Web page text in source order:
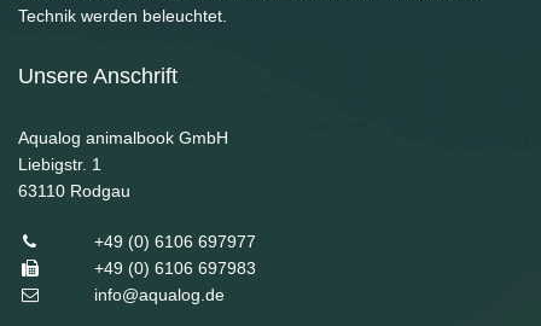
Technik werden beleuchtet.
Unsere Anschrift
Aqualog animalbook GmbH
Liebigstr. 1
63110 Rodgau
+49 (0) 6106 697977
+49 (0) 6106 697983
info@aqualog.de